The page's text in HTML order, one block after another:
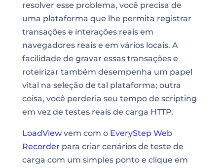
resolver esse problema, você precisa de
uma plataforma que lhe permita registrar
transações e interações reais em
navegadores reais e em vários locais. A
facilidade de gravar essas transações e
roteirizar também desempenha um papel
vital na seleção de tal plataforma; outra
coisa, você perderia seu tempo de scripting
em vez de testes reais de carga HTTP.
LoadViewvem com o EveryStep Web
Recorder para criar cenários de teste de
carga com um simples ponto e clique em